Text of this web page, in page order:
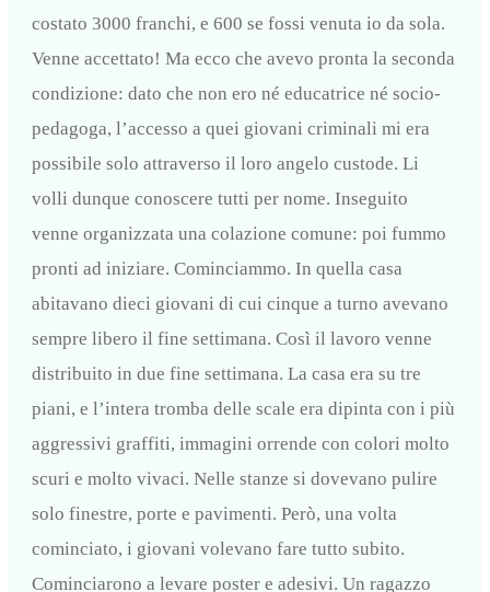
costato 3000 franchi, e 600 se fossi venuta io da sola.
Venne accettato! Ma ecco che avevo pronta la seconda
condizione: dato che non ero né educatrice né socio-
pedagoga, l’accesso a quei giovani criminali mi era
possibile solo attraverso il loro angelo custode. Li
volli dunque conoscere tutti per nome. Inseguito
venne organizzata una colazione comune: poi fummo
pronti ad iniziare. Cominciammo. In quella casa
abitavano dieci giovani di cui cinque a turno avevano
sempre libero il fine settimana. Così il lavoro venne
distribuito in due fine settimana. La casa era su tre
piani, e l’intera tromba delle scale era dipinta con i più
aggressivi graffiti, immagini orrende con colori molto
scuri e molto vivaci. Nelle stanze si dovevano pulire
solo finestre, porte e pavimenti. Però, una volta
cominciato, i giovani volevano fare tutto subito.
Cominciarono a levare poster e adesivi. Un ragazzo